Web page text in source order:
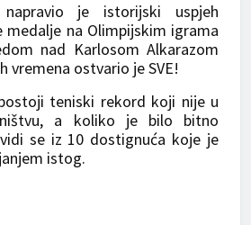
je istorijski uspjeh
medalje na Olimpijskim igrama
nad Karlosom Alkarazom
vremena ostvario je SVE!
teniski rekord koji nije u
a koliko je bilo bitno
se iz 10 dostignuća koje je
istog.